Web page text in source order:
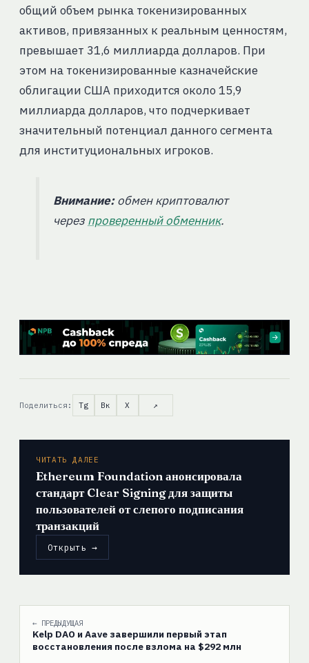
общий объем рынка токенизированных
активов, привязанных к реальным ценностям,
превышает 31,6 миллиарда долларов. При
этом на токенизированные казначейские
облигации США приходится около 15,9
миллиарда долларов, что подчеркивает
значительный потенциал данного сегмента
для институциональных игроков.
Внимание:обмен криптовалют
через проверенный обменник.
Поделиться: Tg Вк X ↗
ЧИТАТЬ ДАЛЕЕ
Ethereum Foundation анонсировала
стандарт Clear Signing для защиты
пользователей от слепого подписания
транзакций
Открыть →
← ПРЕДЫДУЩАЯ
Kelp DAO и Aave завершили первый этап
восстановления после взлома на $292 млн